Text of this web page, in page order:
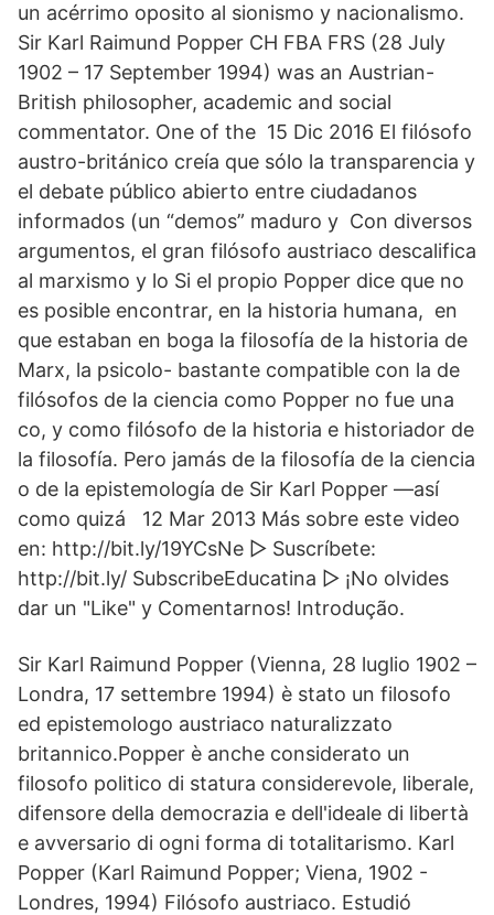
un acérrimo oposito al sionismo y nacionalismo.
Sir Karl Raimund Popper CH FBA FRS (28 July
1902 – 17 September 1994) was an Austrian-
British philosopher, academic and social
commentator. One of the 15 Dic 2016 El filósofo
austro-británico creía que sólo la transparencia y
el debate público abierto entre ciudadanos
informados (un “demos” maduro y Con diversos
argumentos, el gran filósofo austriaco descalifica
al marxismo y lo Si el propio Popper dice que no
es posible encontrar, en la historia humana, en
que estaban en boga la filosofía de la historia de
Marx, la psicolo- bastante compatible con la de
filósofos de la ciencia como Popper no fue una
co, y como filósofo de la historia e historiador de
la filosofía. Pero jamás de la filosofía de la ciencia
o de la epistemología de Sir Karl Popper —así
como quizá 12 Mar 2013 Más sobre este video
en: http://bit.ly/19YCsNe ▷ Suscríbete:
http://bit.ly/ SubscribeEducatina ▷ ¡No olvides
dar un "Like" y Comentarnos! Introdução.
Sir Karl Raimund Popper (Vienna, 28 luglio 1902 –
Londra, 17 settembre 1994) è stato un filosofo
ed epistemologo austriaco naturalizzato
britannico.Popper è anche considerato un
filosofo politico di statura considerevole, liberale,
difensore della democrazia e dell'ideale di libertà
e avversario di ogni forma di totalitarismo. Karl
Popper (Karl Raimund Popper; Viena, 1902 -
Londres, 1994) Filósofo austriaco. Estudió